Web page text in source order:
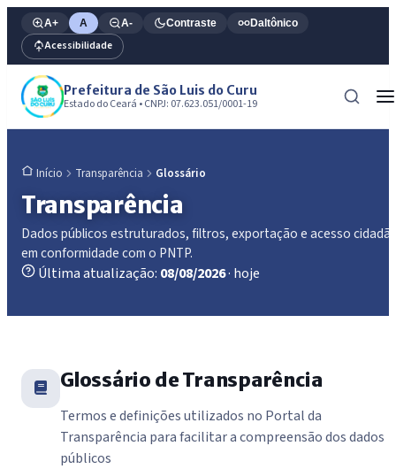
A+ A A- Contraste Daltônico
Acessibilidade
Prefeitura de São Luis do Curu
Estado do Ceará • CNPJ: 07.623.051/0001-19
Início Transparência Glossário
Transparência
Dados públicos estruturados, filtros, exportação e acesso
em conformidade com o PNTP.
Última atualização: 08/08/2026· hoje
Glossário de Transparência
Termos e definições utilizados no Portal da
Transparência para facilitar a compreensão dos dados
públicos